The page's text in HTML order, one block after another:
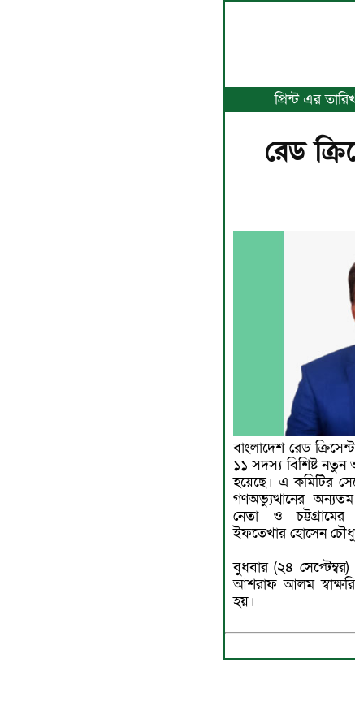
প্রিন্ট এর
রেড
বাংলাদেশ রেড
১১ সদস্য বিশিষ্ট নতুন
হয়েছে। এ কমিটির
গণঅভ্যুত্থানের
নেতা ও
ইফতেখার হোসেন
বুধবার (২৪
আশরাফ আলম
হয়।